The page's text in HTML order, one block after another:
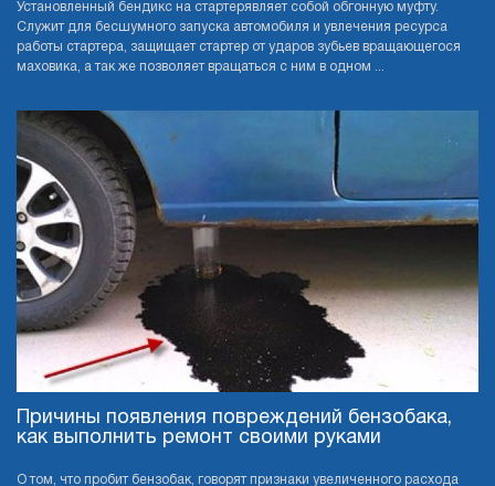
Установленный бендикс на стартерявляет собой обгонную муфту.
Служит для бесшумного запуска автомобиля и увлечения ресурса
работы стартера, защищает стартер от ударов зубьев вращающегося
маховика, а так же позволяет вращаться с ним в одном ...
Причины появления повреждений бензобака,
как выполнить ремонт своими руками
О том, что пробит бензобак, говорят признаки увеличенного расхода